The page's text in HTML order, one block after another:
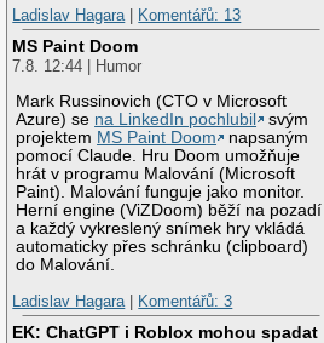
Ladislav Hagara
Komentářů: 13
MS Paint Doom
7.8. 12:44 | Humor
Mark Russinovich (CTO v Microsoft
Azure) se na LinkedIn pochlubil
svým
projektem MS Paint Doom
napsaným
pomocí Claude. Hru Doom umožňuje
hrát v programu Malování (Microsoft
Paint). Malování funguje jako monitor.
Herní engine (ViZDoom) běží na pozadí
a každý vykreslený snímek hry vkládá
automaticky přes schránku (clipboard)
do Malování.
Ladislav Hagara
Komentářů: 3
EK: ChatGPT i Roblox mohou spadat